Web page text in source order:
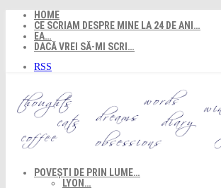
content
HOME
CE SCRIAM DESPRE MINE LA 24 DE ANI…
EA…
DACĂ VREI SĂ-MI SCRI…
RSS
POVEȘTI DE PRIN LUME…
LYON…